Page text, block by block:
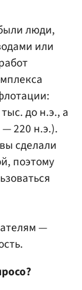
люди,
или
до н.э., а
— 220 н.э.).
сделали
поэтому
—